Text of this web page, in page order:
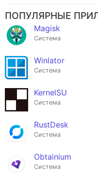
ПОПУЛЯРНЫЕ
Magisk
Система
Winlator
Система
KernelSU
Система
RustDesk
Система
Obtainium
Система